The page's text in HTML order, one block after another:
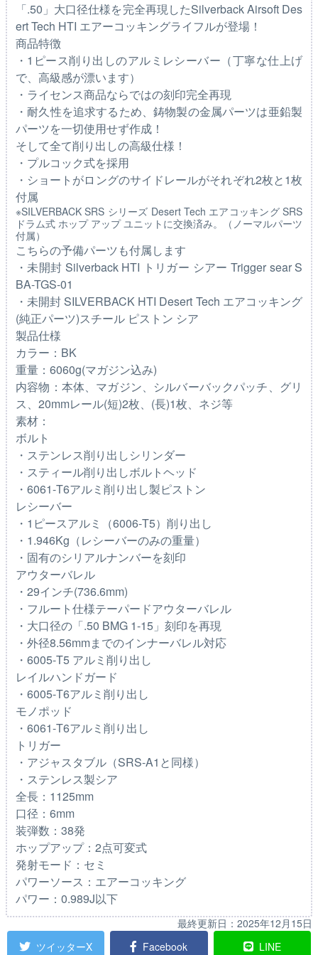
「.50」大口径仕様を完全再現したSilverback Airsoft Des
ert Tech HTI エアーコッキングライフルが登場！
商品特徴
・1ピース削り出しのアルミレシーバー（丁寧な仕上げ
で、高級感が漂います）
・ライセンス商品ならではの刻印完全再現
・耐久性を追求するため、鋳物製の金属パーツは亜鉛製
パーツを一切使用せず作成！
そして全て削り出しの高級仕様！
・プルコック式を採用
・ショートがロングのサイドレールがそれぞれ2枚と1枚
付属
※SILVERBACK SRS シリーズ Desert Tech エアコッキング SRS
ドラム式 ホップ アップ ユニットに交換済み。（ノーマルパーツ
付属）
こちらの予備パーツも付属します
・未開封 Silverback HTI トリガー シアー Trigger sear S
BA-TGS-01
・未開封 SILVERBACK HTI Desert Tech エアコッキング
(純正パーツ)スチール ピストン シア
製品仕様
カラー：BK
重量：6060g(マガジン込み)
内容物：本体、マガジン、シルバーバックパッチ、グリ
ス、20mmレール(短)2枚、(長)1枚、ネジ等
素材：
ボルト
・ステンレス削り出しシリンダー
・スティール削り出しボルトヘッド
・6061-T6アルミ削り出し製ピストン
レシーバー
・1ピースアルミ（6006-T5）削り出し
・1.946Kg（レシーバーのみの重量）
・固有のシリアルナンバーを刻印
アウターバレル
・29インチ(736.6mm)
・フルート仕様テーパードアウターバレル
・大口径の「.50 BMG 1-15」刻印を再現
・外径8.56mmまでのインナーバレル対応
・6005-T5 アルミ削り出し
レイルハンドガード
・6005-T6アルミ削り出し
モノポッド
・6061-T6アルミ削り出し
トリガー
・アジャスタブル（SRS-A1と同様）
・ステンレス製シア
全長：1125mm
口径：6mm
装弾数：38発
ホップアップ：2点可変式
発射モード：セミ
パワーソース：エアーコッキング
パワー：0.989J以下
最終更新日： 2025年12月15日
ツイッターX
Facebook LINE